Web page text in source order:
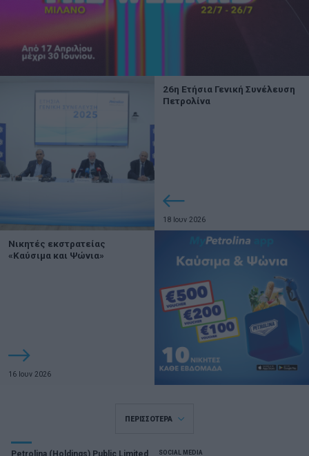
26η Ετήσια Γενική Συνέλευση
Πετρολίνα
18 Ιουν 2026
Νικητές εκστρατείας
«Καύσιμα και Ψώνια»
16 Ιουν 2026
ΠΕΡΙΣΣΟΤΕΡΑ
Petrolina (Holdings) Public Limited SOCIAL MEDIA